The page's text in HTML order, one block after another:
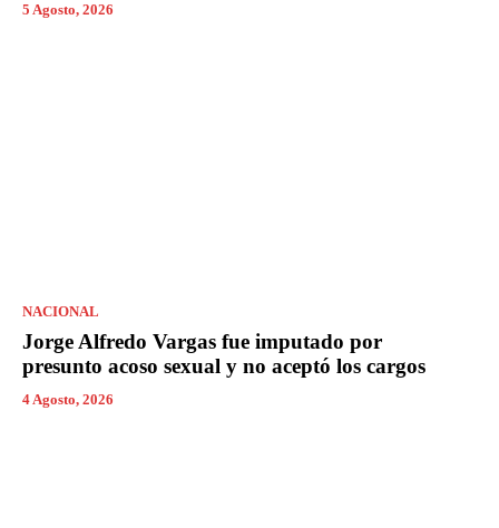
5 Agosto, 2026
NACIONAL
Jorge Alfredo Vargas fue imputado por
presunto acoso sexual y no aceptó los cargos
4 Agosto, 2026